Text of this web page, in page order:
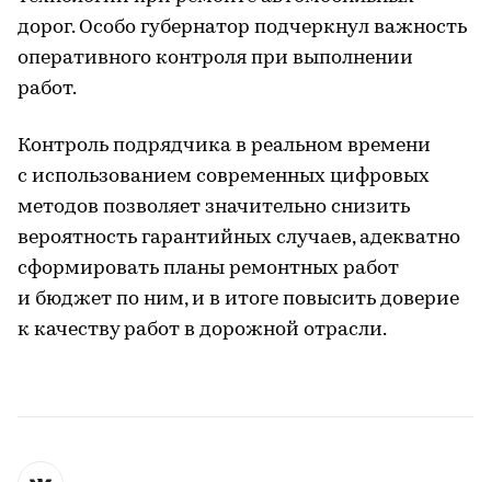
дорог. Особо губернатор подчеркнул важность
оперативного контроля при выполнении
работ.
Контроль подрядчика в реальном времени
с использованием современных цифровых
методов позволяет значительно снизить
вероятность гарантийных случаев, адекватно
сформировать планы ремонтных работ
и бюджет по ним, и в итоге повысить доверие
к качеству работ в дорожной отрасли.